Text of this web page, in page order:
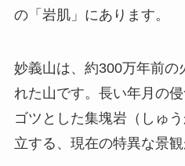
の「岩肌」にあります。
妙義山は、約300万年前の
れた山です。長い年月の
ゴツとした集塊岩（しゅ
立する、現在の特異な景観